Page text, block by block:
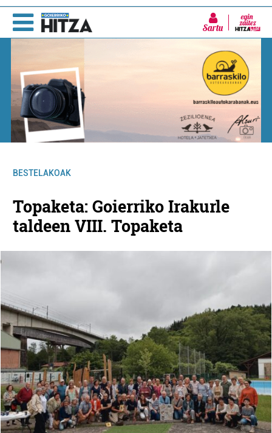
Sartu
BESTELAKOAK
Topaketa: Goierriko Irakurle
taldeen VIII. Topaketa